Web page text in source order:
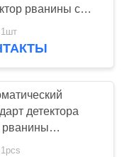
рванины с
цвета
детектора
рванины
тарировки